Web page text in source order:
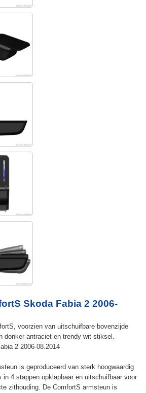
Skoda Fabia 2 2006-
voorzien van uitschuifbare bovenzijde
donker antraciet en trendy wit stiksel.
2 2006-08.2014
is geproduceerd van sterk hoogwaardig
in 4 stappen opklapbaar en uitschuifbaar voor
zithouding. De ComfortS armsteun is